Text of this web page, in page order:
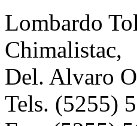
Lombardo
Chimalistac,
Del. Alvaro
Tels. (5255)